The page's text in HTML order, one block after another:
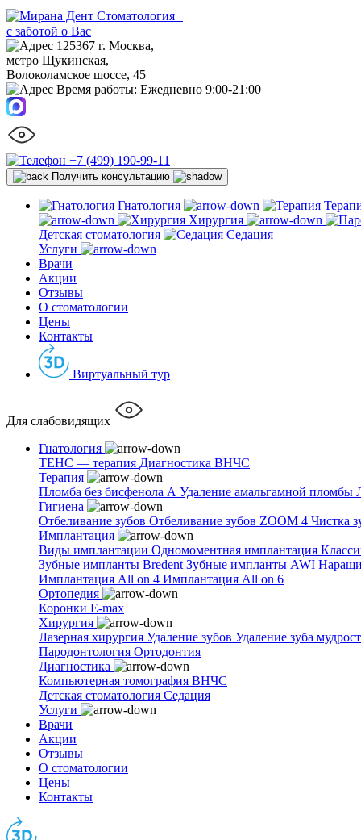
Стоматология
с заботой о Вас
125367 г. Москва,
метро Щукинская,
Волоколамское шоссе, 45
Время работы: Ежедневно 9:00-21:00
+7 (499) 190-99-11
Получить консультацию
Гнатология
Хирургия
Детская стоматология
Седация
Услуги
Врачи
Акции
Отзывы
О стоматологии
Цены
Контакты
Виртуальный тур
Для слабовидящих
Гнатология
ТЕНС — терапия Диагностика ВНЧС
Терапия
Пломба без бисфенола А Удаление амальгамной пломбы
Гигиена
Отбеливание зубов Отбеливание зубов ZOOM 4 Чистка
Имплантация
Виды имплантации Одномоментная имплантация
Зубные импланты Bredent Зубные импланты AWI
Имплантация All on 4 Имплантация All on 6
Ортопедия
Коронки E-max
Хирургия
Лазерная хирургия Удаление зубов Удаление зуба
Пародонтология Ортодонтия
Диагностика
Компьютерная томография ВНЧС
Детская стоматология Седация
Услуги
Врачи
Акции
Отзывы
О стоматологии
Цены
Контакты